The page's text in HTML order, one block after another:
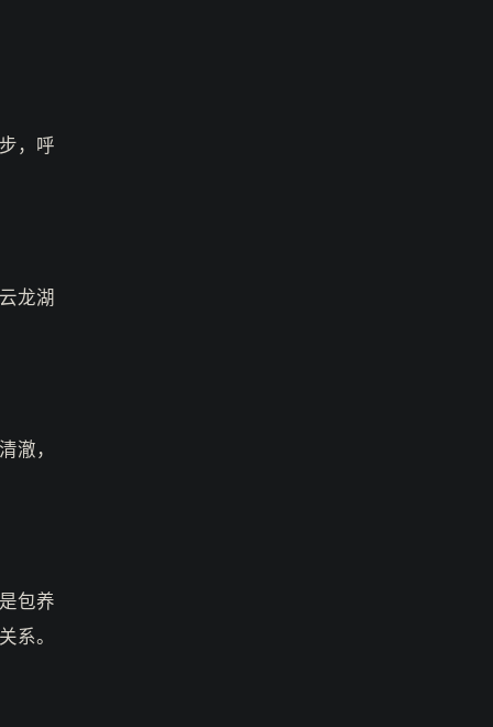
，呼
龙湖
澈，
包养
系。